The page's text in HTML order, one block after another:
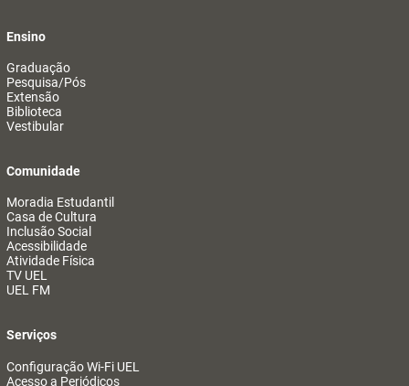
Ensino
Graduação
Pesquisa/Pós
Extensão
Biblioteca
Vestibular
Comunidade
Moradia Estudantil
Casa de Cultura
Inclusão Social
Acessibilidade
Atividade Física
TV UEL
UEL FM
Serviços
Configuração Wi-Fi UEL
Acesso a Periódicos